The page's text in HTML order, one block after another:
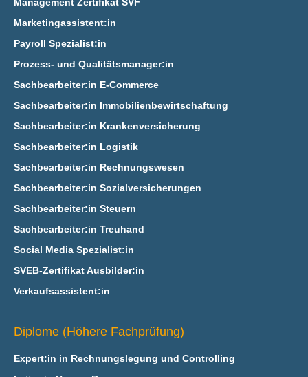
Marketingassistent:in
Payroll Spezialist:in
Prozess- und Qualitätsmanager:in
Sachbearbeiter:in E‑Commerce
Sachbearbeiter:in Immobilienbewirtschaftung
Sachbearbeiter:in Krankenversicherung
Sachbearbeiter:in Logistik
Sachbearbeiter:in Rechnungswesen
Sachbearbeiter:in Sozialversicherungen
Sachbearbeiter:in Steuern
Sachbearbeiter:in Treuhand
Social Media Spezialist:in
SVEB-Zertifikat Ausbilder:in
Verkaufsassistent:in
Diplome (Höhere Fachprüfung)
Expert:in in Rechnungslegung und Controlling